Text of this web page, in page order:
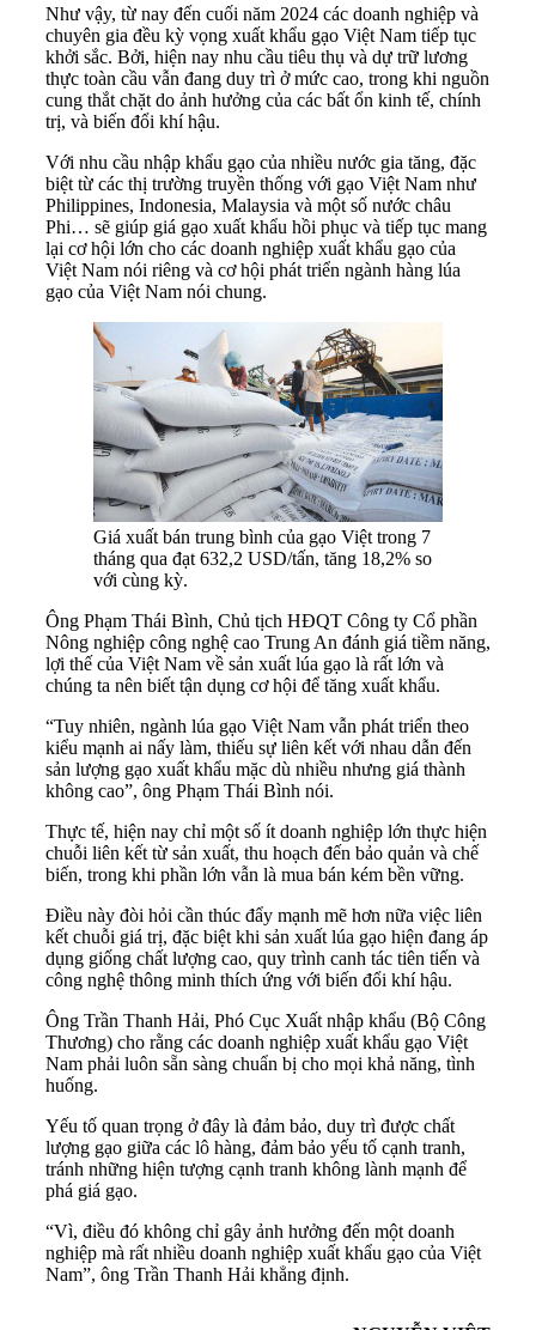
Như vậy, từ nay đến cuối năm 2024 các doanh nghiệp và
chuyên gia đều kỳ vọng xuất khẩu gạo Việt Nam tiếp tục
khởi sắc. Bởi, hiện nay nhu cầu tiêu thụ và dự trữ lương
thực toàn cầu vẫn đang duy trì ở mức cao, trong khi nguồn
cung thắt chặt do ảnh hưởng của các bất ổn kinh tế, chính
trị, và biến đổi khí hậu.
Với nhu cầu nhập khẩu gạo của nhiều nước gia tăng, đặc
biệt từ các thị trường truyền thống với gạo Việt Nam như
Philippines, Indonesia, Malaysia và một số nước châu
Phi… sẽ giúp giá gạo xuất khẩu hồi phục và tiếp tục mang
lại cơ hội lớn cho các doanh nghiệp xuất khẩu gạo của
Việt Nam nói riêng và cơ hội phát triển ngành hàng lúa
gạo của Việt Nam nói chung.
Giá xuất bán trung bình của gạo Việt trong 7
tháng qua đạt 632,2 USD/tấn, tăng 18,2% so
với cùng kỳ.
Ông Phạm Thái Bình, Chủ tịch HĐQT Công ty Cổ phần
Nông nghiệp công nghệ cao Trung An đánh giá tiềm năng,
lợi thế của Việt Nam về sản xuất lúa gạo là rất lớn và
chúng ta nên biết tận dụng cơ hội để tăng xuất khẩu.
“Tuy nhiên, ngành lúa gạo Việt Nam vẫn phát triển theo
kiểu mạnh ai nấy làm, thiếu sự liên kết với nhau dẫn đến
sản lượng gạo xuất khẩu mặc dù nhiều nhưng giá thành
không cao”, ông Phạm Thái Bình nói.
Thực tế, hiện nay chỉ một số ít doanh nghiệp lớn thực hiện
chuỗi liên kết từ sản xuất, thu hoạch đến bảo quản và chế
biến, trong khi phần lớn vẫn là mua bán kém bền vững.
Điều này đòi hỏi cần thúc đẩy mạnh mẽ hơn nữa việc liên
kết chuỗi giá trị, đặc biệt khi sản xuất lúa gạo hiện đang áp
dụng giống chất lượng cao, quy trình canh tác tiên tiến và
công nghệ thông minh thích ứng với biến đổi khí hậu.
Ông Trần Thanh Hải, Phó Cục Xuất nhập khẩu (Bộ Công
Thương) cho rằng các doanh nghiệp xuất khẩu gạo Việt
Nam phải luôn sẵn sàng chuẩn bị cho mọi khả năng, tình
huống.
Yếu tố quan trọng ở đây là đảm bảo, duy trì được chất
lượng gạo giữa các lô hàng, đảm bảo yếu tố cạnh tranh,
tránh những hiện tượng cạnh tranh không lành mạnh để
phá giá gạo.
“Vì, điều đó không chỉ gây ảnh hưởng đến một doanh
nghiệp mà rất nhiều doanh nghiệp xuất khẩu gạo của Việt
Nam”, ông Trần Thanh Hải khẳng định.